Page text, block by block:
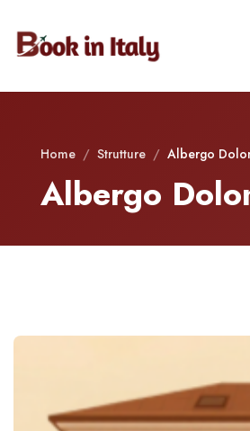
Home / Strutture / Albergo
Albergo